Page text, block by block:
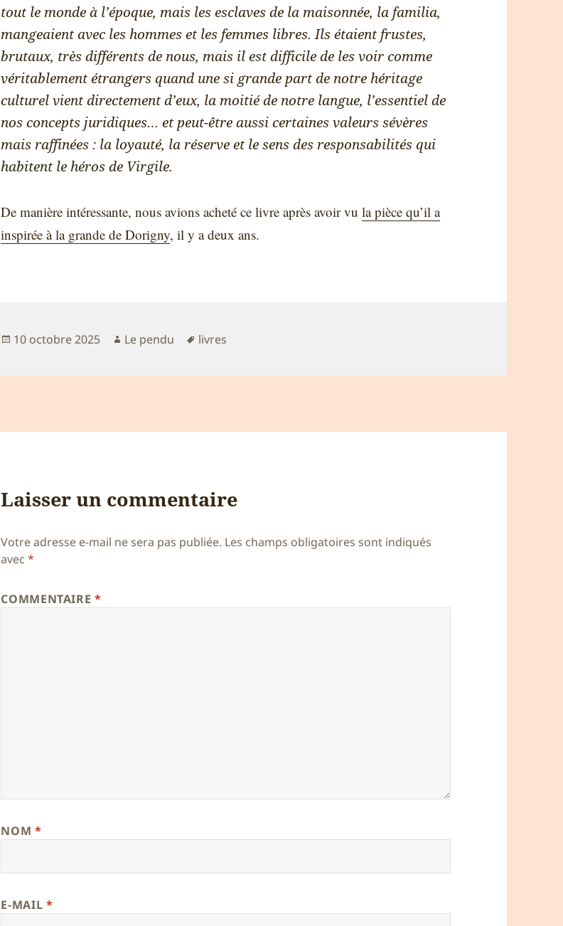
tout le monde à l’époque, mais les esclaves de la maisonnée, la familia,
mangeaient avec les hommes et les femmes libres. Ils étaient frustes,
brutaux, très différents de nous, mais il est difficile de les voir comme
véritablement étrangers quand une si grande part de notre héritage
culturel vient directement d’eux, la moitié de notre langue, l’essentiel de
nos concepts juridiques… et peut-être aussi certaines valeurs sévères
mais raffinées : la loyauté, la réserve et le sens des responsabilités qui
habitent le héros de Virgile.
De manière intéressante, nous avions acheté ce livre après avoir vula pièce qu’il a
inspirée à la grande de Dorigny, il y a deux ans.
Publié
10 octobre 2025 Auteur
Le pendu
Mots-
livres
Laisser un commentaire
Votre adresse e-mail ne sera pas publiée. Les champs obligatoires sont indiqués
avec*
COMMENTAIRE*
NOM *
E-MAIL *